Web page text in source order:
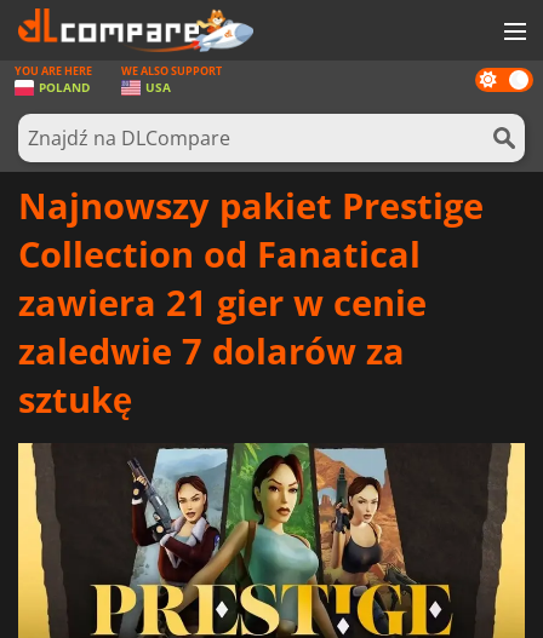
GRY
KARTY DO GIER
OPROGRAMOWANIE
REWARDS
Dark
mode
YOU ARE HERE
POLAND
WE ALSO SUPPORT
USA
Najnowszy pakiet Prestige
Collection od Fanatical
zawiera 21 gier w cenie
zaledwie 7 dolarów za
sztukę